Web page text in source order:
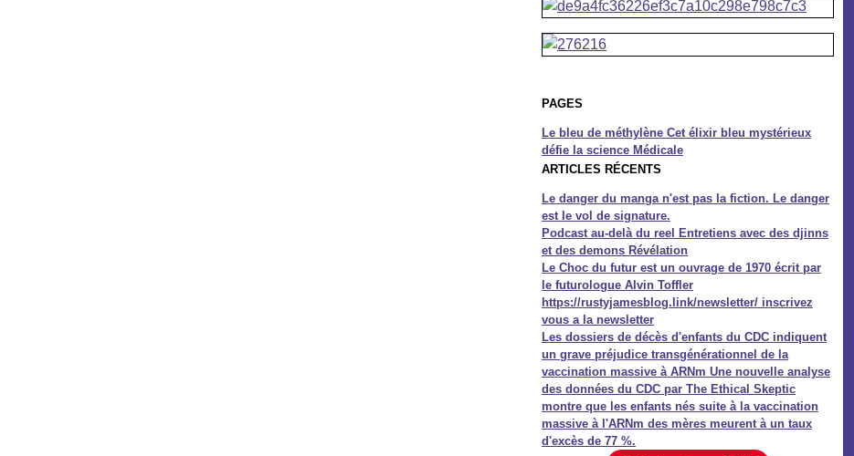
PAGES
Le bleu de méthylène Cet élixir bleu mystérieux
défie la science Médicale
ARTICLES RÉCENTS
Le danger du manga n'est pas la fiction. Le danger
est le vol de signature.
Podcast au-delà du reel Entretiens avec des djinns
et des demons Révélation
Le Choc du futur est un ouvrage de 1970 écrit par
le futurologue Alvin Toffler
https://rustyjamesblog.link/newsletter/ inscrivez
vous a la newsletter
Les dossiers de décès d'enfants du CDC indiquent
un grave préjudice transgénérationnel de la
vaccination massive à ARNm Une nouvelle analyse
des données du CDC par The Ethical Skeptic
montre que les enfants nés suite à la vaccination
massive à l'ARNm des mères meurent à un taux
d'excès de 77 %.